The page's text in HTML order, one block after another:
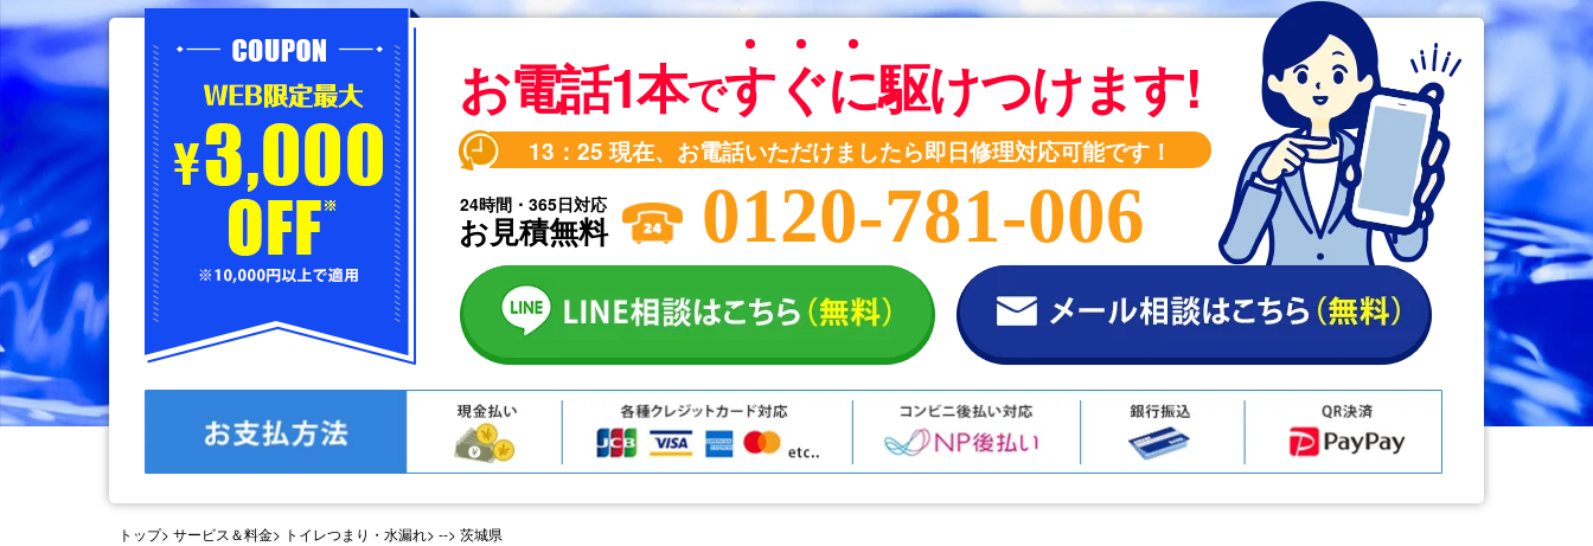
お電話1本ですぐに駆けつけます!
13：25 現在、お電話いただけましたら即日修理対応可能です！
24時間・365日対応
お見積無料 0120-781-006
トップ> サービス＆料金> トイレつまり・水漏れ> --> 茨城県